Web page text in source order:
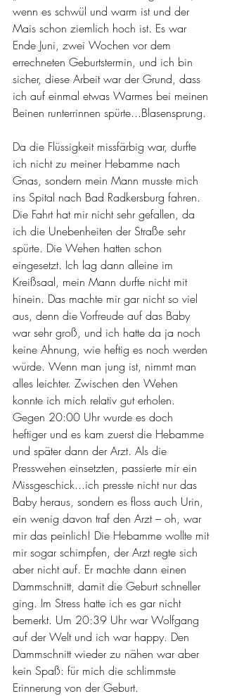
wenn es schwül und warm ist und der
Mais schon ziemlich hoch ist. Es war
Ende Juni, zwei Wochen vor dem
errechneten Geburtstermin, und ich bin
sicher, diese Arbeit war der Grund, dass
ich auf einmal etwas Warmes bei meinen
Beinen runterrinnen spürte...Blasensprung.
Da die Flüssigkeit missfärbig war, durfte
ich nicht zu meiner Hebamme nach
Gnas, sondern mein Mann musste mich
ins Spital nach Bad Radkersburg fahren.
Die Fahrt hat mir nicht sehr gefallen, da
ich die Unebenheiten der Straße sehr
spürte. Die Wehen hatten schon
eingesetzt. Ich lag dann alleine im
Kreißsaal, mein Mann durfte nicht mit
hinein. Das machte mir gar nicht so viel
aus, denn die Vorfreude auf das Baby
war sehr groß, und ich hatte da ja noch
keine Ahnung, wie heftig es noch werden
würde. Wenn man jung ist, nimmt man
alles leichter. Zwischen den Wehen
konnte ich mich relativ gut erholen.
Gegen 20:00 Uhr wurde es doch
heftiger und es kam zuerst die Hebamme
und später dann der Arzt. Als die
Presswehen einsetzten, passierte mir ein
Missgeschick...ich presste nicht nur das
Baby heraus, sondern es floss auch Urin,
ein wenig davon traf den Arzt – oh, war
mir das peinlich! Die Hebamme wollte mit
mir sogar schimpfen, der Arzt regte sich
aber nicht auf. Er machte dann einen
Dammschnitt, damit die Geburt schneller
ging. Im Stress hatte ich es gar nicht
bemerkt. Um 20:39 Uhr war Wolfgang
auf der Welt und ich war happy. Den
Dammschnitt wieder zu nähen war aber
kein Spaß: für mich die schlimmste
Erinnerung von der Geburt.